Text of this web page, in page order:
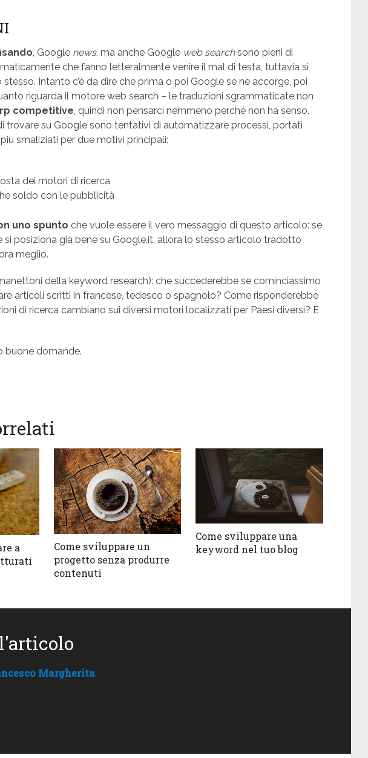
, Google news, ma anche Google web searchsono pieni di
che fanno letteralmente venire il mal di testa, tuttavia si
Intanto c’è da dire che prima o poi Google se ne accorge, poi
riguarda il motore web search – le traduzioni sgrammaticate non
competitive, quindi non pensarci nemmeno perché non ha senso.
trovare su Google sono tentativi di automatizzare processi, portati
smaliziati per due motivi principali:
dei motori di ricerca
soldo con le pubblicità
uno spunto che vuole essere il vero messaggio di questo articolo: se
si posiziona già bene su Google.it, allora lo stesso articolo tradotto
meglio.
della keyword research): che succederebbe se cominciassimo
articoli scritti in francese, tedesco o spagnolo? Come risponderebbe
di ricerca cambiano sui diversi motori localizzati per Paesi diversi? E
buone domande.
a
Come sviluppare un
progetto senza produrre
contenuti
Come sviluppare una
keyword nel tuo blog
Margherita